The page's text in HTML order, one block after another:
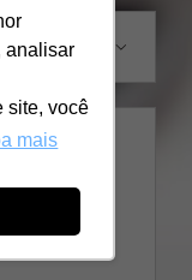
analisar
site, você
mais
